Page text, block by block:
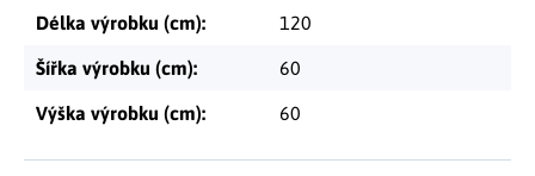
Délka výrobku (cm): 120
Šířka výrobku (cm): 60
Výška výrobku (cm): 60